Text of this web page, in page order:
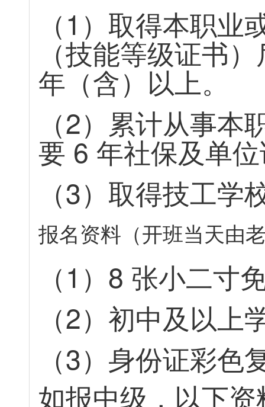
（1 ） 取得本职业
（技能等级证书）
年（含） 以 上。
（2） 累计从事本
要 6 年社保及单位
（3） 取得技工学
报名资料 （开班当天由
（1 ） 8 张小二寸
（2） 初中及以 上
（3） 身份证彩色
如报中级 ， 以下资